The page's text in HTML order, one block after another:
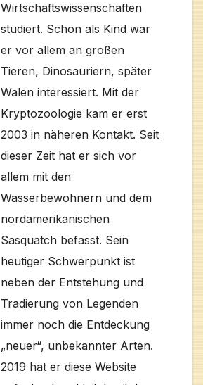
Wirtschaftswissenschaften
studiert. Schon als Kind war
er vor allem an großen
Tieren, Dinosauriern, später
Walen interessiert. Mit der
Kryptozoologie kam er erst
2003 in näheren Kontakt. Seit
dieser Zeit hat er sich vor
allem mit den
Wasserbewohnern und dem
nordamerikanischen
Sasquatch befasst. Sein
heutiger Schwerpunkt ist
neben der Entstehung und
Tradierung von Legenden
immer noch die Entdeckung
„neuer“, unbekannter Arten.
2019 hat er diese Website